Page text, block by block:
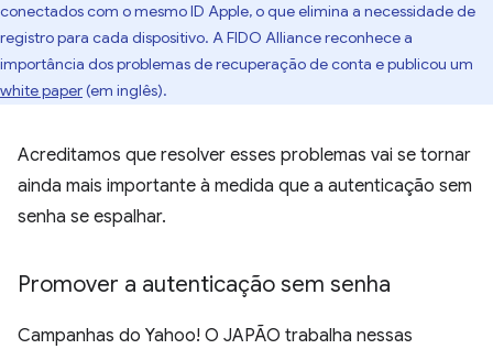
conectados com o mesmo ID Apple, o que elimina a necessidade de
registro para cada dispositivo. A FIDO Alliance reconhece a
importância dos problemas de recuperação de conta e publicou um
white paper(em inglês).
Acreditamos que resolver esses problemas vai se tornar
ainda mais importante à medida que a autenticação sem
senha se espalhar.
Promover a autenticação sem senha
Campanhas do Yahoo! O JAPÃO trabalha nessas